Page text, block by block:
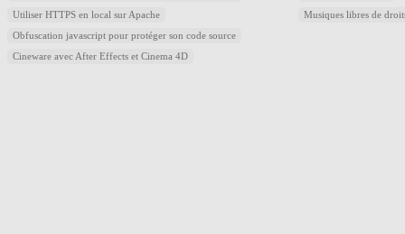
Utiliser HTTPS en local sur Apache
Obfuscation javascript pour protéger son code source
Cineware avec After Effects et Cinema 4D
Musiques libres de